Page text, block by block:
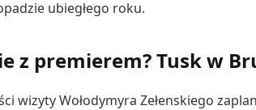
ubiegłego roku.
z premierem? Tusk w
wizyty Wołodymyra Zełenskiego